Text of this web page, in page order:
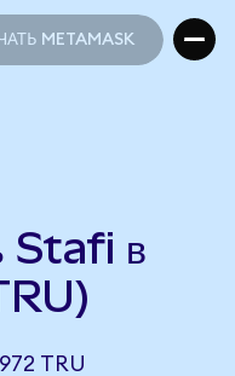
METAMASK
Stafi в
TRU